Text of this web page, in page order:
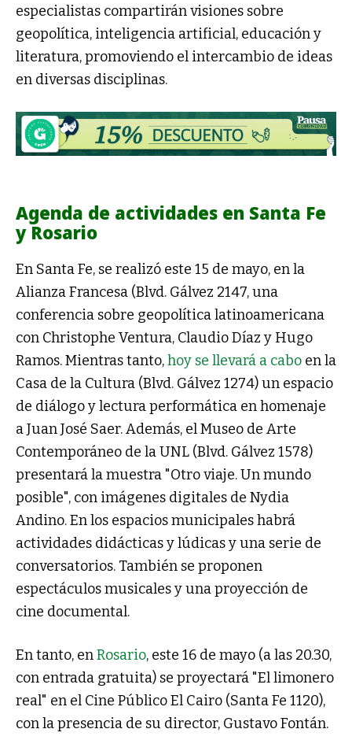
especialistas compartirán visiones sobre
geopolítica, inteligencia artificial, educación y
literatura, promoviendo el intercambio de ideas
en diversas disciplinas.
Agenda de actividades en Santa Fe
y Rosario
En Santa Fe, se realizó este 15 de mayo, en la
Alianza Francesa (Blvd. Gálvez 2147, una
conferencia sobre geopolítica latinoamericana
con Christophe Ventura, Claudio Díaz y Hugo
Ramos. Mientras tanto,hoy se llevará a cabo en la
Casa de la Cultura (Blvd. Gálvez 1274) un espacio
de diálogo y lectura performática en homenaje
a Juan José Saer. Además, el Museo de Arte
Contemporáneo de la UNL (Blvd. Gálvez 1578)
presentará la muestra "Otro viaje. Un mundo
posible", con imágenes digitales de Nydia
Andino. En los espacios municipales habrá
actividades didácticas y lúdicas y una serie de
conversatorios. También se proponen
espectáculos musicales y una proyección de
cine documental.
En tanto, enRosario, este 16 de mayo (a las 20.30,
con entrada gratuita) se proyectará "El limonero
real" en el Cine Público El Cairo (Santa Fe 1120),
con la presencia de su director, Gustavo Fontán.